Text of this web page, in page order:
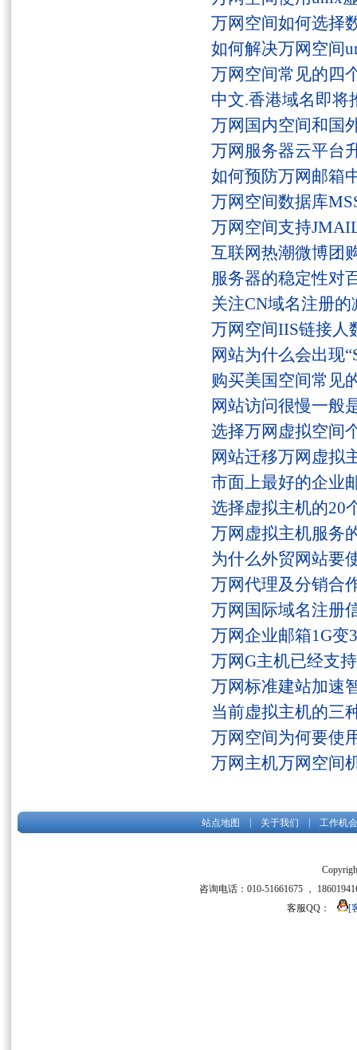
万网空间如何选择
如何解决万网空间
万网空间常见的四
中文.香港域名即将
万网国内空间和国
万网服务器云平台
如何预防万网邮箱
万网空间数据库
万网空间支持
互联网热潮微博团
服务器的稳定性对
关注CN域名注册
万网空间IIS链接人
网站为什么会出现
购买美国空间常见
网站访问很慢一般
选择万网虚拟空间
网站迁移万网虚拟
市面上最好的企业
选择虚拟主机的20
万网虚拟主机服务
为什么外贸网站要
万网代理及分销合
万网国际域名注册
万网企业邮箱1G变
万网G主机已经支
万网标准建站加速
当前虚拟主机的三
万网空间为何要使
万网主机万网空间
站点地图 关于我们 工作机会
咨询电话：010-51661675 ，
客服QQ：
[